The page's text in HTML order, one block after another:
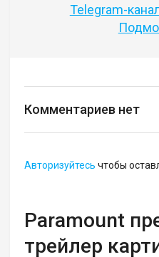
Telegram-
Комментариев нет
Авторизуйтесь чтобы
Paramount
трейлер